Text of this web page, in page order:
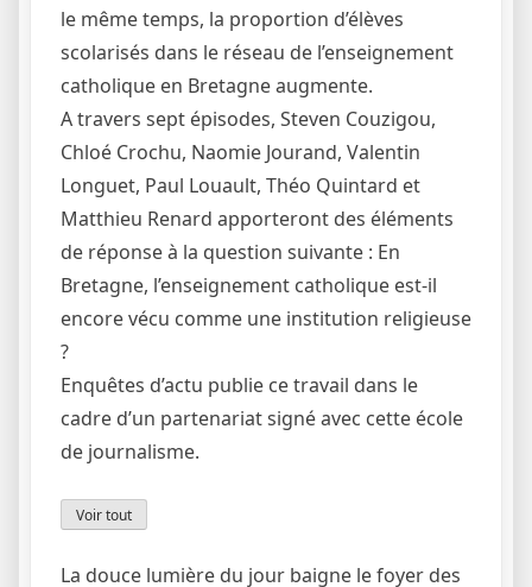
le même temps, la proportion d’élèves
scolarisés dans le réseau de l’enseignement
catholique en Bretagne augmente.
A travers sept épisodes, Steven Couzigou,
Chloé Crochu, Naomie Jourand, Valentin
Longuet, Paul Louault, Théo Quintard et
Matthieu Renard apporteront des éléments
de réponse à la question suivante : En
Bretagne, l’enseignement catholique est-il
encore vécu comme une institution religieuse
?
Enquêtes d’actu publie ce travail dans le
cadre d’un partenariat signé avec cette école
de journalisme.
Voir tout
La douce lumière du jour baigne le foyer des